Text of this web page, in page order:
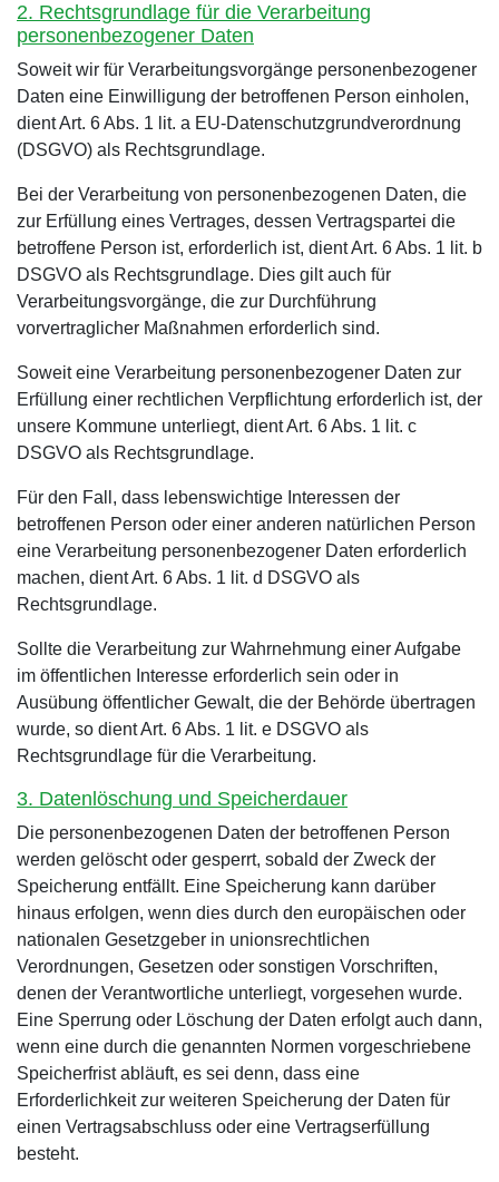
2. Rechtsgrundlage für die Verarbeitung
personenbezogener Daten
Soweit wir für Verarbeitungsvorgänge personenbezogener
Daten eine Einwilligung der betroffenen Person einholen,
dient Art. 6 Abs. 1 lit. a EU-Datenschutzgrundverordnung
(DSGVO) als Rechtsgrundlage.
Bei der Verarbeitung von personenbezogenen Daten, die
zur Erfüllung eines Vertrages, dessen Vertragspartei die
betroffene Person ist, erforderlich ist, dient Art. 6 Abs. 1 lit. b
DSGVO als Rechtsgrundlage. Dies gilt auch für
Verarbeitungsvorgänge, die zur Durchführung
vorvertraglicher Maßnahmen erforderlich sind.
Soweit eine Verarbeitung personenbezogener Daten zur
Erfüllung einer rechtlichen Verpflichtung erforderlich ist, der
unsere Kommune unterliegt, dient Art. 6 Abs. 1 lit. c
DSGVO als Rechtsgrundlage.
Für den Fall, dass lebenswichtige Interessen der
betroffenen Person oder einer anderen natürlichen Person
eine Verarbeitung personenbezogener Daten erforderlich
machen, dient Art. 6 Abs. 1 lit. d DSGVO als
Rechtsgrundlage.
Sollte die Verarbeitung zur Wahrnehmung einer Aufgabe
im öffentlichen Interesse erforderlich sein oder in
Ausübung öffentlicher Gewalt, die der Behörde übertragen
wurde, so dient Art. 6 Abs. 1 lit. e DSGVO als
Rechtsgrundlage für die Verarbeitung.
3. Datenlöschung und Speicherdauer
Die personenbezogenen Daten der betroffenen Person
werden gelöscht oder gesperrt, sobald der Zweck der
Speicherung entfällt. Eine Speicherung kann darüber
hinaus erfolgen, wenn dies durch den europäischen oder
nationalen Gesetzgeber in unionsrechtlichen
Verordnungen, Gesetzen oder sonstigen Vorschriften,
denen der Verantwortliche unterliegt, vorgesehen wurde.
Eine Sperrung oder Löschung der Daten erfolgt auch dann,
wenn eine durch die genannten Normen vorgeschriebene
Speicherfrist abläuft, es sei denn, dass eine
Erforderlichkeit zur weiteren Speicherung der Daten für
einen Vertragsabschluss oder eine Vertragserfüllung
besteht.